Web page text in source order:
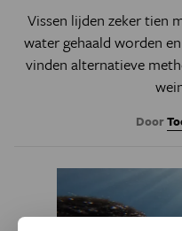
Vissen lijden zeker tien
water gehaald worden
vinden alternatieve
Door